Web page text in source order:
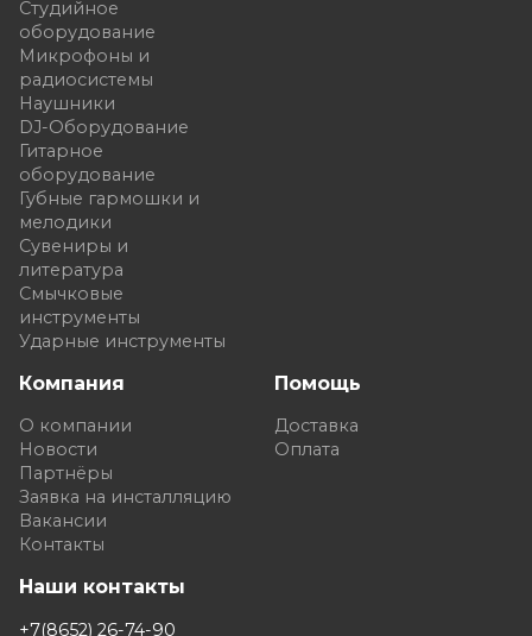
Студийное
оборудование
Микрофоны и
радиосистемы
Наушники
DJ-Оборудование
Гитарное
оборудование
Губные гармошки и
мелодики
Сувениры и
литература
Смычковые
инструменты
Ударные инструменты
Компания
О компании
Новости
Партнёры
Заявка на инсталляцию
Вакансии
Контакты
Помощь
Доставка
Оплата
Наши контакты
+7(8652) 26-74-90